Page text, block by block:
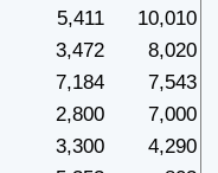
5,411
10,010
3,472
8,020
7,184
7,543
2,800
7,000
3,300
4,290